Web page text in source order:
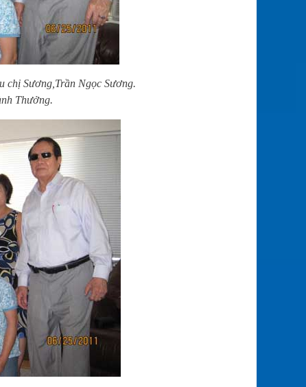
chị Sương,Trần Ngọc Sương.
Thưởng.